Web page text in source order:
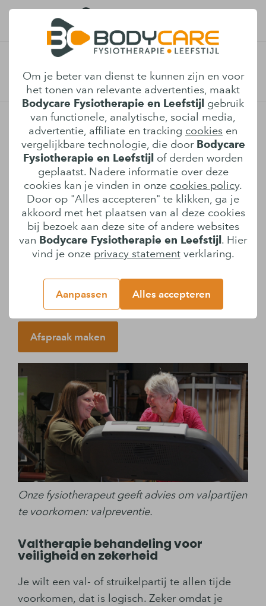
Om je beter van dienst te kunnen zijn en voor
het tonen van relevante advertenties, maakt
Bodycare Fysiotherapie en Leefstijl gebruik
van functionele, analytische, social media,
advertentie, affiliate en tracking cookies en
vergelijkbare technologie, die door Bodycare
Fysiotherapie en Leefstijl of derden worden
geplaatst. Nadere informatie over deze
cookies kan je vinden in onze cookies policy.
Door op "Alles accepteren" te klikken, ga je
akkoord met het plaatsen van al deze cookies
bij bezoek aan deze site of andere websites
van Bodycare Fysiotherapie en Leefstijl . Hier
vind je onze privacy statementverklaring.
Aanpassen Alles accepteren
Afspraak maken
Valpreventie Fysiotherapie in
Son en Breugel
Ben je wat ouder? Dan kun je na een valpartij
of struikelpartij heel vervelend terechtkomen.
Met alle gevolgen van dien. Met de
behandeling valtherapie bij onze praktijk in
Son en Breugel, maak je de kans op vallen in
de toekomst kleiner.
Een val volledig uitsluiten: dat is natuurlijk
onmogelijk. Maar ben je slecht ter been en
behandeling te volgen.
Afspraak maken
Onze fysiotherapeut geeft advies om valpartijen
te voorkomen: valpreventie.
Valtherapie behandeling voor
veiligheid en zekerheid
Je wilt een val- of struikelpartij te allen tijde
voorkomen, dat is logisch. Zeker omdat je